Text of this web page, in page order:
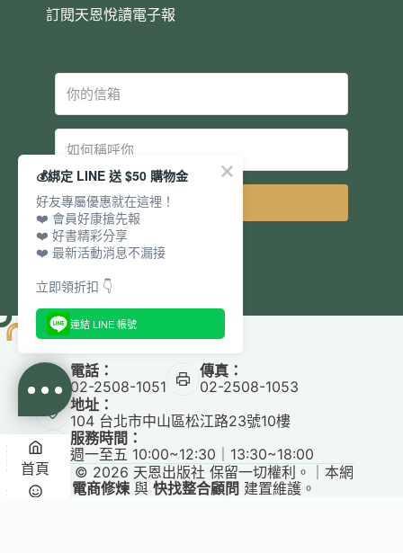
訂閱天恩悅讀電子報
電話：
02-2508-1051
傳真：
02-2508-1053
地址：
104 台北市中山區松江路23號10樓
服務時間：
週一至五 10:00~12:30｜13:30~18:00
Copyright © 2026 天恩出版社 保留一切權利。｜本網
站由 電商修煉與快找整合顧問 建置維護。
首頁
💰綁定 LINE 送 $50 購物金
好友專屬優惠就在這裡！
❤️ 會員好康搶先報
❤️ 好書精彩分享
❤️ 最新活動消息不漏接
立即領折扣 👇
連結 LINE 帳號